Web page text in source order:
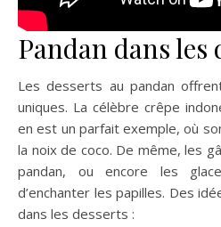
Pandan dans les
Les desserts au pandan
uniques. La célèbre crêpe
en est un parfait exemple, où
la noix de coco. De même, les
pandan, ou encore les
d’enchanter les papilles. Des
dans les desserts :